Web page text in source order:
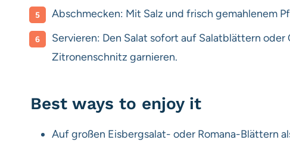
Abschmecken: Mit Salz und frisch gemahlenem
Servieren: Den Salat sofort auf Salatblättern
Zitronenschnitz garnieren.
Best ways to enjoy it
Auf großen Eisbergsalat- oder Romana-Blättern